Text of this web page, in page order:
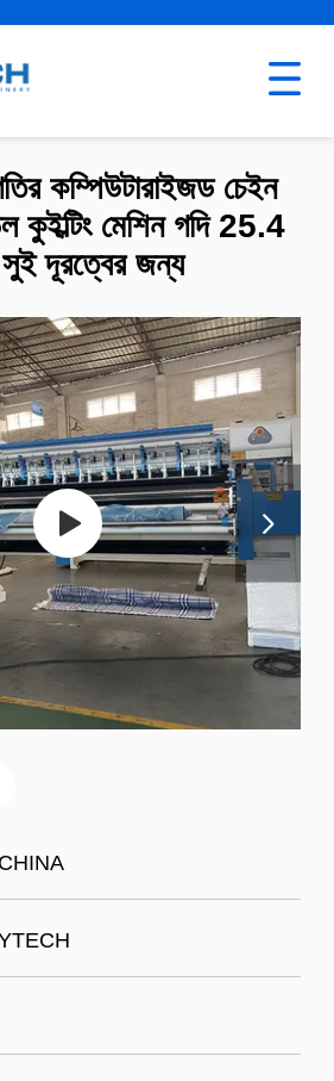
CHINA
কম্পিউটারাইজড চেইন
কুইল্টিং মেশিন গদি 25.4
সুই দূরত্বের জন্য